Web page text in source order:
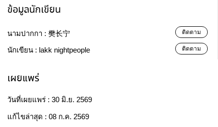
ข้อมูลนักเขียน
นามปากกา : 樊长宁 ติดตาม
นักเขียน : lakk nightpeople ติดตาม
เผยแพร่
วันที่เผยแพร่ : 30 มิ.ย. 2569
แก้ไขล่าสุด : 08 ก.ค. 2569